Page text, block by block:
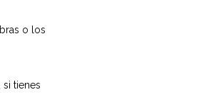
o los
tienes